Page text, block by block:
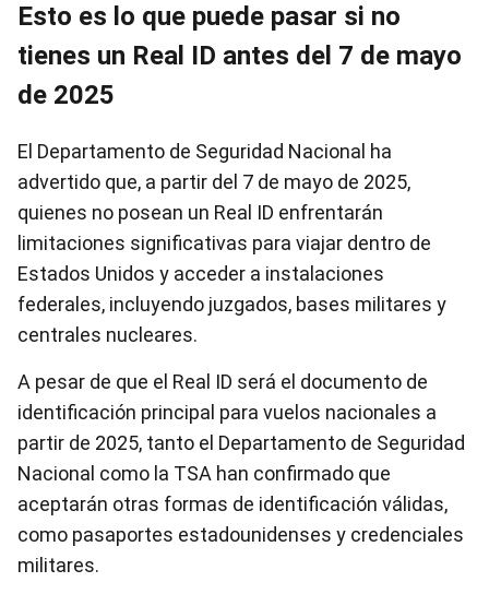
Esto es lo que puede pasar si no
tienes un Real ID antes del 7 de mayo
de 2025
El Departamento de Seguridad Nacional ha
advertido que, a partir del 7 de mayo de 2025,
quienes no posean un Real ID enfrentarán
limitaciones significativas para viajar dentro de
Estados Unidos y acceder a instalaciones
federales, incluyendo juzgados, bases militares y
centrales nucleares.
A pesar de que el Real ID será el documento de
identificación principal para vuelos nacionales a
partir de 2025, tanto el Departamento de Seguridad
Nacional como la TSA han confirmado que
aceptarán otras formas de identificación válidas,
como pasaportes estadounidenses y credenciales
militares.